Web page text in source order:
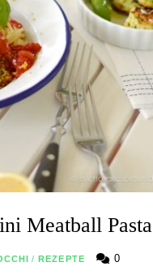
Meatball Pasta
/ REZEPTE 0